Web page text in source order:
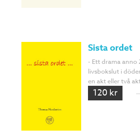
Sista ordet
- Ett drama anno
livsbokslut i
en akt eller två
120 kr